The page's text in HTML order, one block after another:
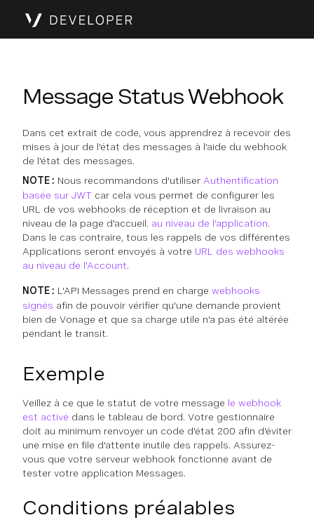
Message Status Webhook
Dans cet extrait de code, vous apprendrez à recevoir des
mises à jour de l'état des messages à l'aide du webhook
de l'état des messages.
NOTE : Nous recommandons d'utiliser Authentification
basée sur JWT car cela vous permet de configurer les
URL de vos webhooks de réception et de livraison au
niveau de la page d'accueil. au niveau de l'application.
Dans le cas contraire, tous les rappels de vos différentes
Applications seront envoyés à votre URL des webhooks
au niveau de l'Account.
NOTE : L'API Messages prend en charge webhooks
signés afin de pouvoir vérifier qu'une demande provient
bien de Vonage et que sa charge utile n'a pas été altérée
pendant le transit.
Exemple
Veillez à ce que le statut de votre message le webhook
est activé dans le tableau de bord. Votre gestionnaire
doit au minimum renvoyer un code d'état 200 afin d'éviter
une mise en file d'attente inutile des rappels. Assurez-
vous que votre serveur webhook fonctionne avant de
tester votre application Messages.
Conditions préalables